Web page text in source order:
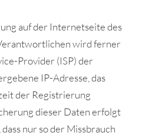
auf der Internetseite des
wird ferner
Provider (ISP) der
IP-Adresse, das
der Registrierung
dieser Daten erfolgt
nur so der Missbrauch